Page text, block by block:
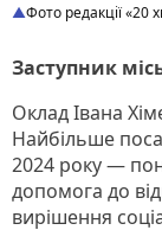
Фото редакції «20
Заступник
Оклад Івана
Найбільше
2024 року —
допомога до
вирішення